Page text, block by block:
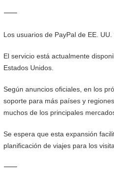
⸻
Los usuarios de PayPal de EE.
El servicio está actualmente
Estados Unidos.
Según anuncios oficiales, en los
soporte para más países y
muchos de los principales
Se espera que esta expansión
planificación de viajes para los
⸻